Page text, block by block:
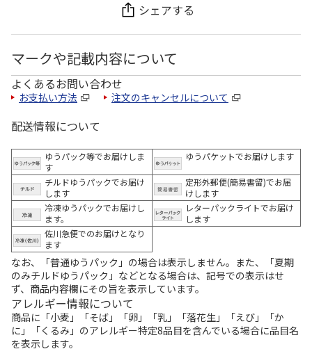
シェアする
マークや記載内容について
よくあるお問い合わせ
お支払い方法 注文のキャンセルについて
配送情報について
ゆうパック等でお届けしま
す
ゆうパケットでお届けします
チルドゆうパックでお届け
します
定形外郵便(簡易書留)でお届
けします
冷凍ゆうパックでお届けし
ます。
レターパックライトでお届け
します
佐川急便でのお届けとなり
ます
なお、「普通ゆうパック」の場合は表示しません。また、「夏期
のみチルドゆうパック」などとなる場合は、記号での表示はせ
ず、商品内容欄にその旨を表示しています。
アレルギー情報について
商品に「小麦」「そば」「卵」「乳」「落花生」「えび」「か
に」「くるみ」のアレルギー特定8品目を含んでいる場合に品目名
を表示します。